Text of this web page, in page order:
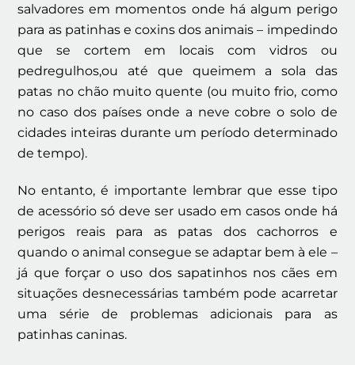
salvadores em momentos onde há algum perigo
para as patinhas e coxins dos animais – impedindo
que se cortem em locais com vidros ou
pedregulhos,ou até que queimem a sola das
patas no chão muito quente (ou muito frio, como
no caso dos países onde a neve cobre o solo de
cidades inteiras durante um período determinado
de tempo).
No entanto, é importante lembrar que esse tipo
de acessório só deve ser usado em casos onde há
perigos reais para as patas dos cachorros e
quando o animal consegue se adaptar bem à ele –
já que forçar o uso dos sapatinhos nos cães em
situações desnecessárias também pode acarretar
uma série de problemas adicionais para as
patinhas caninas.